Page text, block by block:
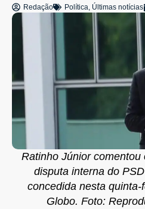
Redação Política, Últimas notícias
Ratinho Júnior
disputa interna do
concedida nesta
Globo. Foto: